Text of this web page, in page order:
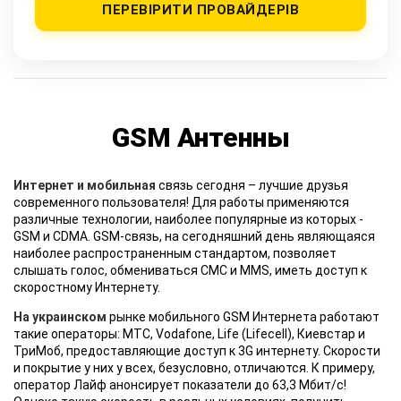
ПЕРЕВІРИТИ ПРОВАЙДЕРІВ
GSM Антенны
Интернет и мобильная связь сегодня – лучшие друзья
современного пользователя! Для работы применяются
различные технологии, наиболее популярные из которых -
GSM и CDMA. GSM-связь, на сегодняшний день являющаяся
наиболее распространенным стандартом, позволяет
слышать голос, обмениваться СМС и MMS, иметь доступ к
скоростному Интернету.
На украинском рынке мобильного GSM Интернета работают
такие операторы: МТС, Vodafone, Life (Lifecell), Киевстар и
ТриМоб, предоставляющие доступ к 3G интернету. Скорости
и покрытие у них у всех, безусловно, отличаются. К примеру,
оператор Лайф анонсирует показатели до 63,3 Мбит/с!